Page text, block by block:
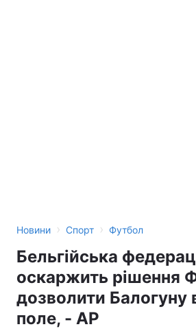
Новини › Спорт › Футбол
Бельгійська
оскаржить рішення
дозволити Балогуну
поле, - AP